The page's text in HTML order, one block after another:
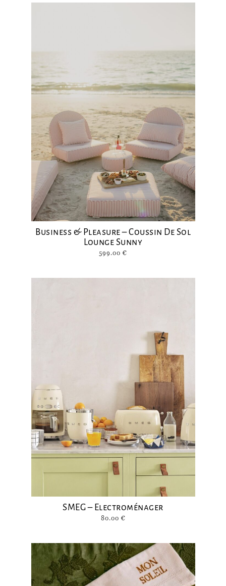
Business & Pleasure – Coussin De Sol
Lounge Sunny
599.00 €
SMEG – Electroménager
80.00 €